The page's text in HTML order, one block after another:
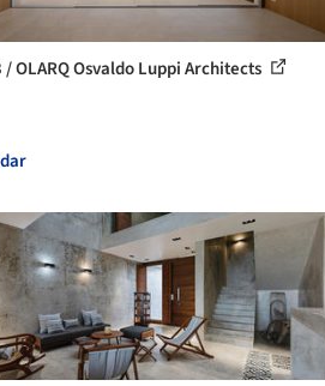
/ OLARQ Osvaldo Luppi Architects